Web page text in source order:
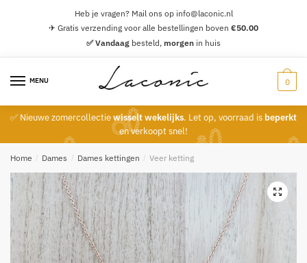
Heb je vragen? Mail ons op info@laconic.nl
✈ Gratis verzending voor alle bestellingen boven €50.00
✅ Vandaag besteld, morgen in huis
MENU 0
✅ Nieuwe zomercollectiewisselt wekelijks. Let op, voorraad is beperkt
en verkoopt snel!
Home / Dames / Dames kettingen / Veer ketting
🔍